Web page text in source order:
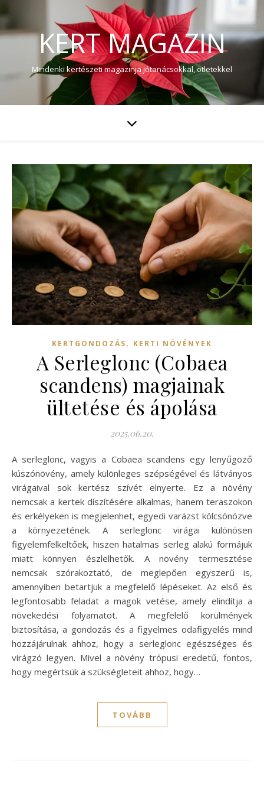
KERT MAGAZIN
Mindenki kertészeti magazinja jótanácsokkal, ötletekkel
KERTGONDOZÁS, KERTI NÖVÉNYEK
A Serleglonc (Cobaea
scandens) magjainak
ültetése és ápolása
2025.06.20.
A serleglonc, vagyis a Cobaea scandens egy lenyűgöző
kúszónövény, amely különleges szépségével és látványos
virágaival sok kertész szívét elnyerte. Ez a növény
nemcsak a kertek díszítésére alkalmas, hanem teraszokon
és erkélyeken is megjelenhet, egyedi varázst kölcsönözve
a környezetének. A serleglonc virágai különösen
figyelemfelkeltőek, hiszen hatalmas serleg alakú formájuk
miatt könnyen észlelhetők. A növény termesztése
nemcsak szórakoztató, de meglepően egyszerű is,
amennyiben betartjuk a megfelelő lépéseket. Az első és
legfontosabb feladat a magok vetése, amely elindítja a
növekedési folyamatot. A megfelelő körülmények
biztosítása, a gondozás és a figyelmes odafigyelés mind
hozzájárulnak ahhoz, hogy a serleglonc egészséges és
virágzó legyen. Mivel a növény trópusi eredetű, fontos,
hogy megértsük a szükségleteit ahhoz, hogy…
TOVÁBB